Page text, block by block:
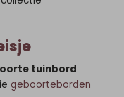
tuinbord
geboorteborden